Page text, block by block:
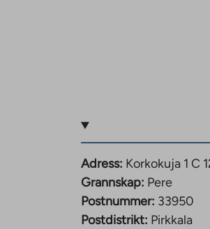
Adress: Korkokuja 1 C
Grannskap: Pere
Postnummer: 33950
Postdistrikt: Pirkkala